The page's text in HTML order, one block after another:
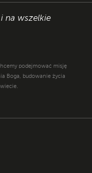
na wszelkie
podejmować misję
Boga, budowanie życia